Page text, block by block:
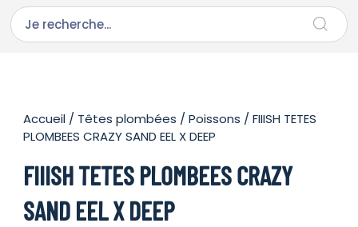
Accueil / Têtes plombées /Poissons / FIIISH TETES
PLOMBEES CRAZY SAND EEL X DEEP
FIIISH TETES PLOMBEES CRAZY
SAND EEL X DEEP